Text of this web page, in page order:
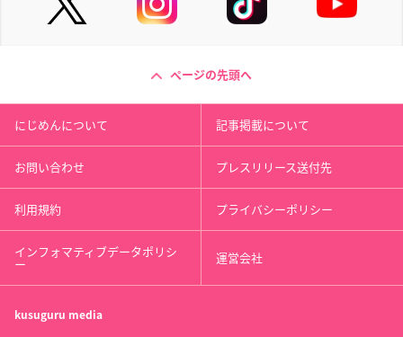
ページの先頭へ
にじめんについて 記事掲載について
お問い合わせ プレスリリース送付先
利用規約 プライバシーポリシー
インフォマティブデータポリシ
ー 運営会社
kusuguru media